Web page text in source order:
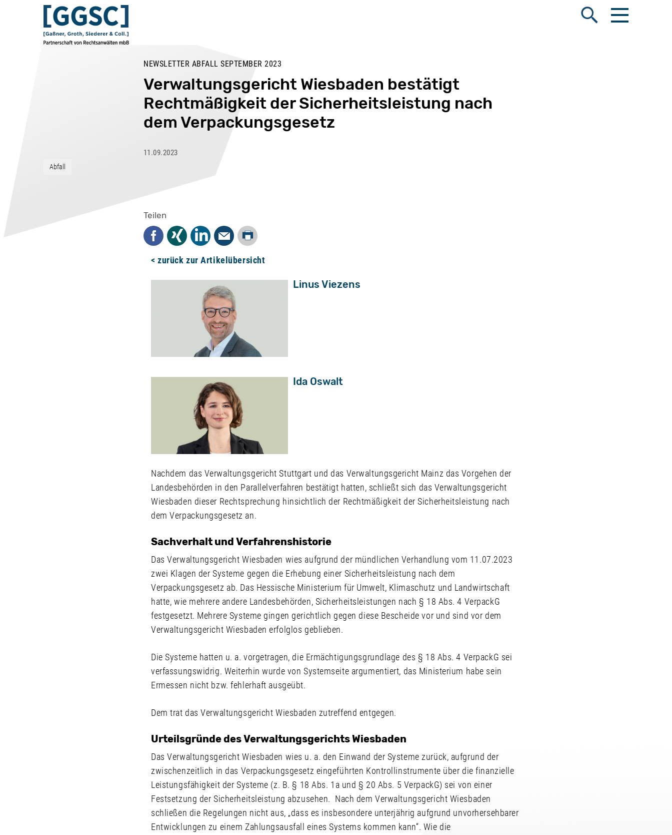
Suche öffnenMenü öffnen
NEWSLETTER ABFALL SEPTEMBER 2023
Verwaltungsgericht Wiesbaden bestätigt
Rechtmäßigkeit der Sicherheitsleistung nach
dem Verpackungsgesetz
11.09.2023
Abfall
Teilen
Facebook
Xing LinkedInMail
Drucken
< zurück zur Artikelübersicht
Linus Viezens
Ida Oswalt
Nachdem das Verwaltungsgericht Stuttgart und das Verwaltungsgericht Mainz das Vorgehen der
Landesbehörden in den Parallelverfahren bestätigt hatten, schließt sich das Verwaltungsgericht
Wiesbaden dieser Rechtsprechung hinsichtlich der Rechtmäßigkeit der Sicherheitsleistung nach
dem Verpackungsgesetz an.
Sachverhalt und Verfahrenshistorie
Das Verwaltungsgericht Wiesbaden wies aufgrund der mündlichen Verhandlung vom 11.07.2023
zwei Klagen der Systeme gegen die Erhebung einer Sicherheitsleistung nach dem
Verpackungsgesetz ab. Das Hessische Ministerium für Umwelt, Klimaschutz und Landwirtschaft
hatte, wie mehrere andere Landesbehörden, Sicherheitsleistungen nach § 18 Abs. 4 VerpackG
festgesetzt. Mehrere Systeme gingen gerichtlich gegen diese Bescheide vor und sind vor dem
Verwaltungsgericht Wiesbaden erfolglos geblieben.
Die Systeme hatten u. a. vorgetragen, die Ermächtigungsgrundlage des § 18 Abs. 4 VerpackG sei
verfassungswidrig. Weiterhin wurde von Systemseite argumentiert, das Ministerium habe sein
Ermessen nicht bzw. fehlerhaft ausgeübt.
Dem trat das Verwaltungsgericht Wiesbaden zutreffend entgegen.
Urteilsgründe des Verwaltungsgerichts Wiesbaden
Das Verwaltungsgericht Wiesbaden wies u. a. den Einwand der Systeme zurück, aufgrund der
zwischenzeitlich in das Verpackungsgesetz eingeführten Kontrollinstrumente über die finanzielle
Leistungsfähigkeit der Systeme (z. B. § 18 Abs. 1a und § 20 Abs. 5 VerpackG) sei von einer
Festsetzung der Sicherheitsleistung abzusehen. Nach dem Verwaltungsgericht Wiesbaden
schließen die Regelungen nicht aus, „dass es insbesondere unterjährig aufgrund unvorhersehbarer
Entwicklungen zu einem Zahlungsausfall eines Systems kommen kann“. Wie die